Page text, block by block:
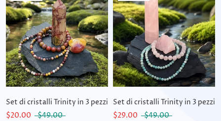
Set di cristalli Trinity in 3 pezzi
$20.00
$49.00
Set di cristalli Trinity in 3 pezzi
$29.00
$49.00